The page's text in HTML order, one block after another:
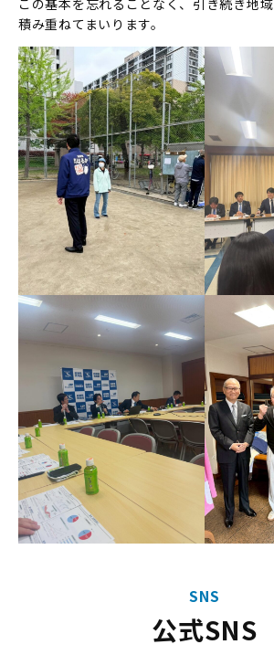
積み重ねてまいります。
SNS
公式SNS